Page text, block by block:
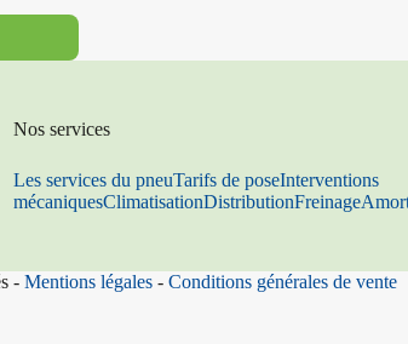
Nos services
Les services du pneuTarifs de poseInterventions
mécaniquesClimatisationDistributionFreinage
- Mentions légales - Conditions générales de vente